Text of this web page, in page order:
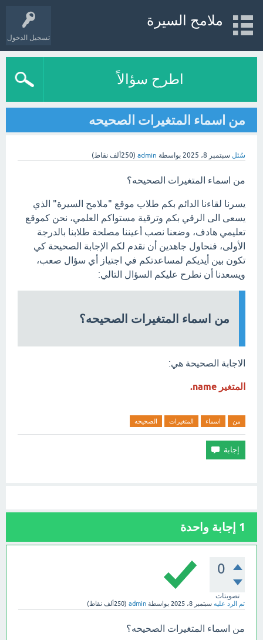
تسجيل الدخول
ملامح السيرة
اطرح سؤالاً
من اسماء المتغيرات الصحيحه
سُئل سبتمبر 8، 2025 بواسطة admin
(250ألف نقاط)
من اسماء المتغيرات الصحيحه؟
يسرنا لقاءنا الدائم بكم طلاب موقع "ملامح السيرة" الذي
يسعى الى الرقي بكم وترقية مستواكم العلمي، نحن كموقع
تعليمي هادف، وضعنا نصب أعيننا مصلحة طلابنا بالدرجة
الأولى، فنحاول جاهدين أن نقدم لكم الإجابة الصحيحة كي
تكون بين أيديكم لمساعدتكم في اجتياز أي سؤال صعب،
ويسعدنا أن نطرح عليكم السؤال التالي:
من اسماء المتغيرات الصحيحه؟
الاجابة الصحيحة هي:
المتغير name.
من اسماء المتغيرات الصحيحه
1 إجابة واحدة
0
تصويتات
تم الرد عليه سبتمبر 8، 2025 بواسطة admin
(250ألف نقاط)
من اسماء المتغيرات الصحيحه؟